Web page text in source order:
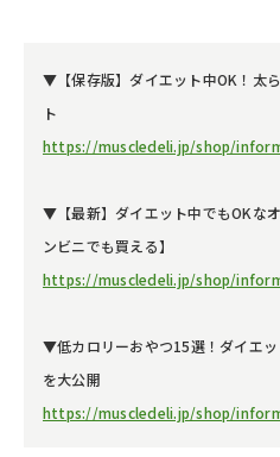
▼【保存版】ダイエット中OK！太
ト
https://muscledeli.jp/shop/
▼【最新】ダイエット中でもOKな
ンビニでも買える】
https://muscledeli.jp/shop/
▼低カロリーおやつ15選！ダイエ
を大公開
https://muscledeli.jp/shop/